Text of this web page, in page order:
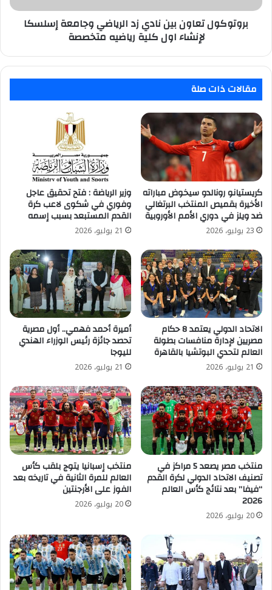
لإنشاء
متخصصة
بروتوكول تعاون بين نادي زد الرياضي وجامعة إسلسكا
لإنشاء اول كلية رياضيه متخصصة
مقالات ذات صلة
كريستيانو رونالدو سيخوض مباراته
الأخيرة بقميص المنتخب البرتغالي
ضد ويلز في دوري الأمم الأوروبية
23 يوليو، 2026
وزير الرياضة : فتح تحقيق عاجل
وفوري في شكوى لاعب كرة
القدم المستبعد بسبب إسمه
21 يوليو، 2026
الاتحاد الدولي يعتمد 8 حكام
مصريين لإدارة منافسات بطولة
العالم لتحدي البوتشيا بالقاهرة
21 يوليو، 2026
أميرة أحمد فهمي.. أول مصرية
تحصد جائزة رئيس الوزراء الهندي
لليوجا
21 يوليو، 2026
منتخب مصر يصعد 5 مراكز في
تصنيف الاتحاد الدولي لكرة القدم
“فيفا” بعد نتائج كأس العالم
2026
20 يوليو، 2026
منتخب إسبانيا يتوج بلقب كأس
العالم للمرة الثانية في تاريخه بعد
الفوز على الأرجنتين
20 يوليو، 2026